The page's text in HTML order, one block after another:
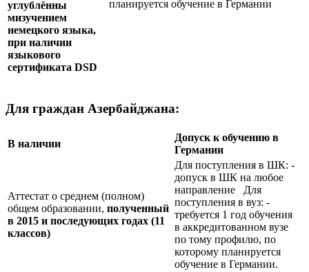
планируется обучение в Германии
углублённы
мизучением
немецкого языка,
при наличии
языкового
сертификата DSD
Для граждан Азербайджана:
В наличии
Допуск к обучению в
Германии
Аттестат о среднем (полном)
общем образовании, полученный
в 2015 и последующих годах (11
классов)
Для поступления в ШК: -
допуск в ШК на любое
направление Для
поступления в вуз: -
требуется 1 год обучения
в аккредитованном вузе
по тому профилю, по
которому планируется
обучение в Германии.